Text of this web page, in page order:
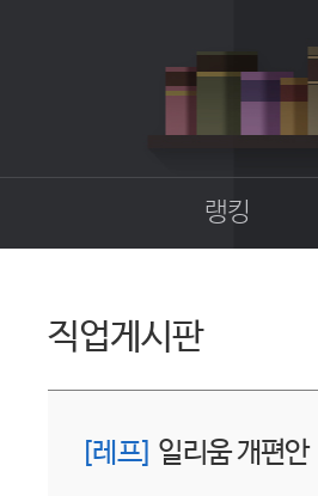
랭킹
직업게시판
[레프] 일리움 개편안